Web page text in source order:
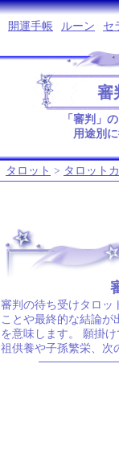
開運手帳 ルーン セ
審
「審判」
用途別
タロット > タロット
審判の待ち受けタロッ
ことや最終的な結論が
を意味します。 願掛
祖供養や子孫繁栄、次